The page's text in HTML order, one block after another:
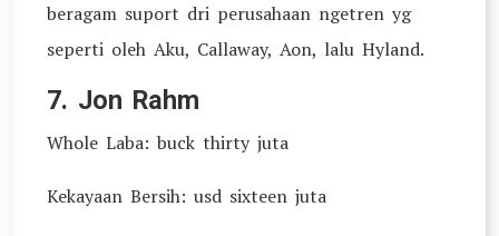
beragam suport dri perusahaan ngetren yg
seperti oleh Aku, Callaway, Aon, lalu Hyland.
7. Jon Rahm
Whole Laba: buck thirty juta
Kekayaan Bersih: usd sixteen juta